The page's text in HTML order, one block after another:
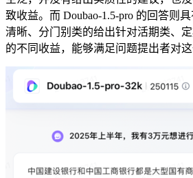
致收益。而 Doubao-1.5-pro 的回答则
清晰、分门别类的给出针对活期类、
的不同收益，能够满足问题提出者对这